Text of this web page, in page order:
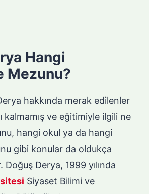
Hangi
Mezunu?
hakkında merak edilenler
kalmamış ve eğitimiyle ilgili ne
hangi okul ya da hangi
gibi konular da oldukça
Derya, 1999 yılında
Siyaset Bilimi ve